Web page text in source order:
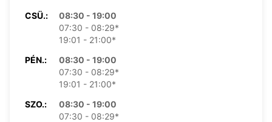
CSÜ.:
08:30 - 19:00
07:30 - 08:29*
19:01 - 21:00*
PÉN.:
08:30 - 19:00
07:30 - 08:29*
19:01 - 21:00*
SZO.:
08:30 - 19:00
07:30 - 08:29*